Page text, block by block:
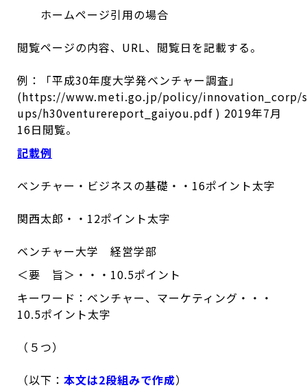
ホームページ引用の場合
閲覧ページの内容、URL、閲覧日を記載する。
例：「平成30年度⼤学発ベンチャー調査」
(https://www.meti.go.jp/policy/innovation_corp/
ups/h30venturereport_gaiyou.pdf ) 2019年7月
16日閲覧。
記載例
ベンチャー・ビジネスの基礎・・16ポイント太字
関西太郎・・12ポイント太字
ベンチャー大学 経営学部
＜要 旨＞・・・10.5ポイント
キーワード：ベンチャー、マーケティング・・・
10.5ポイント太字
（５つ）
（以下： 本文は2段組みで作成）